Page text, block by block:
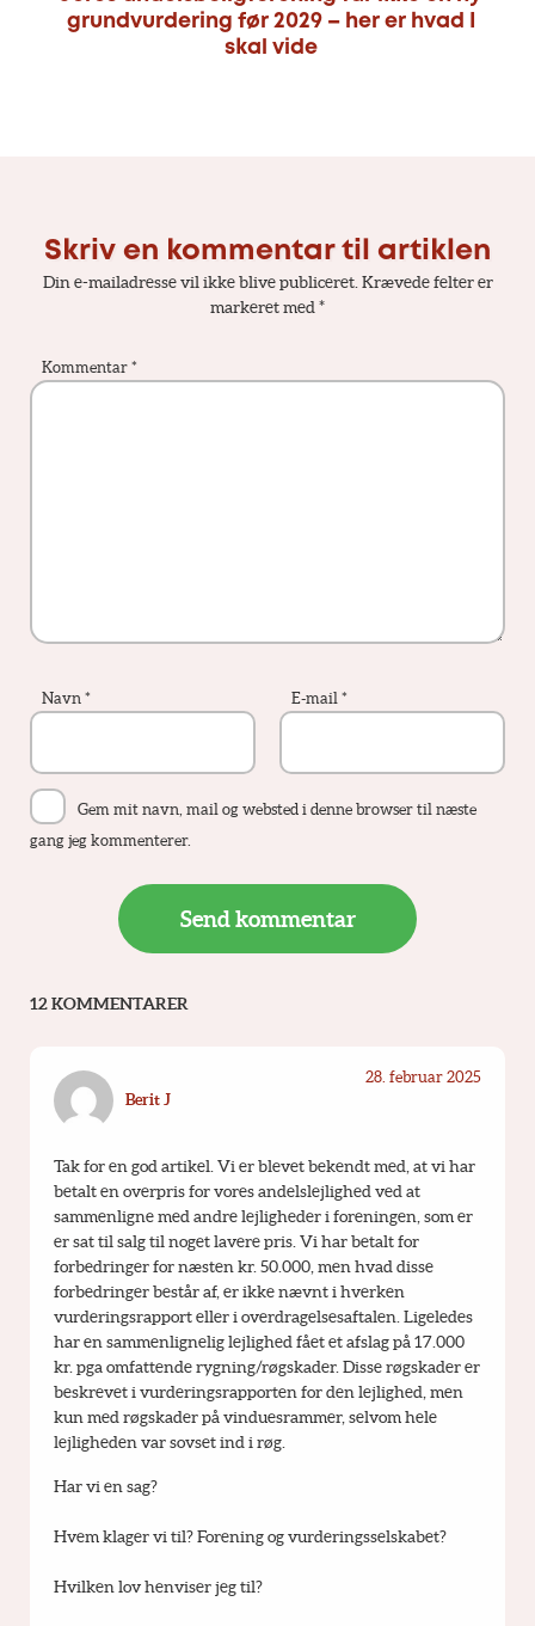
grundvurdering før 2029 – her er hvad I
skal vide
Skriv en kommentar til artiklen
Din e-mailadresse vil ikke blive publiceret. Krævede felter er
markeret med *
Kommentar *
Navn * E-mail *
Gem mit navn, mail og websted i denne browser til næste
gang jeg kommenterer.
12 KOMMENTARER
Berit J
28. februar 2025
Tak for en god artikel. Vi er blevet bekendt med, at vi har
betalt en overpris for vores andelslejlighed ved at
sammenligne med andre lejligheder i foreningen, som er
er sat til salg til noget lavere pris. Vi har betalt for
forbedringer for næsten kr. 50.000, men hvad disse
forbedringer består af, er ikke nævnt i hverken
vurderingsrapport eller i overdragelsesaftalen. Ligeledes
har en sammenlignelig lejlighed fået et afslag på 17.000
kr. pga omfattende rygning/røgskader. Disse røgskader er
beskrevet i vurderingsrapporten for den lejlighed, men
kun med røgskader på vinduesrammer, selvom hele
lejligheden var sovset ind i røg.
Har vi en sag?
Hvem klager vi til? Forening og vurderingsselskabet?
Hvilken lov henviser jeg til?